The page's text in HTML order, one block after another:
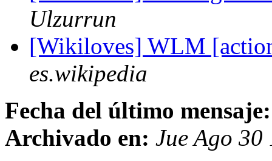
Ulzurrun
[Wikiloves] WLM
es.wikipedia
Fecha del último mensaje:
Archivado en: Jue Ago